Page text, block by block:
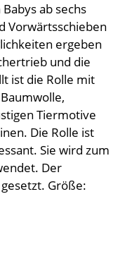
ab sechs
Vorwärtsschieben
ergeben
und die
ist die Rolle mit
Tiermotive
Die Rolle ist
Sie wird zum
Der
Größe: